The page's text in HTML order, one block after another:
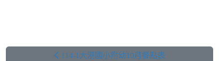
114-1大港國小附幼10月餐點表